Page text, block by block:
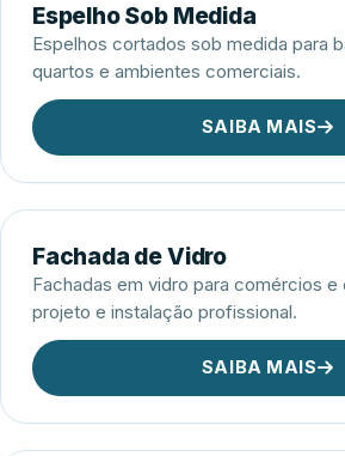
Espelho Sob Medida
Espelhos cortados sob medida para
quartos e ambientes comerciais.
SAIBA MAIS
Fachada de Vidro
Fachadas em vidro para comércios
projeto e instalação profissional.
SAIBA MAIS